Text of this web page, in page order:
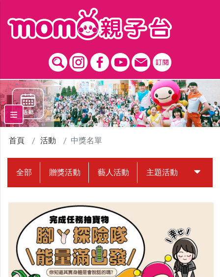
首頁 活動 中獎名單
全部 贈獎活動 藝人活動 主題活動 中獎名